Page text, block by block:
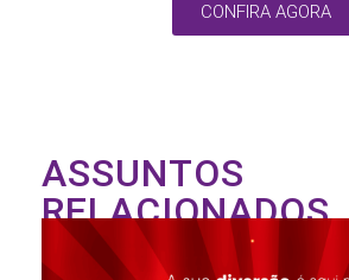
CONFIRA AGORA
ASSUNTOS
RELACIONADOS